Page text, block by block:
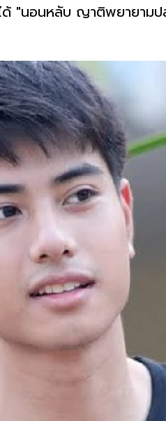
"นอนหลับ ญาติพยายาม